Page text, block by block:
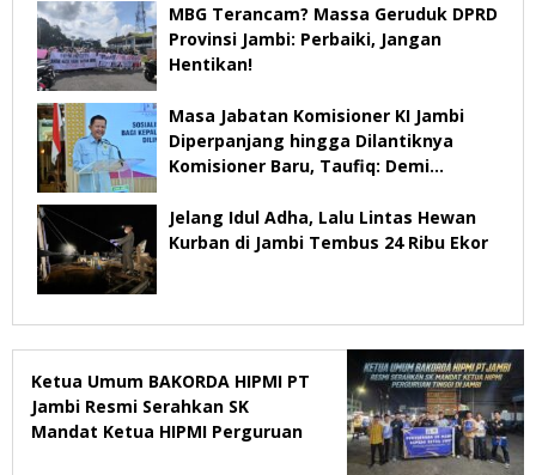
MBG Terancam? Massa Geruduk DPRD
Provinsi Jambi: Perbaiki, Jangan
Hentikan!
Masa Jabatan Komisioner KI Jambi
Diperpanjang hingga Dilantiknya
Komisioner Baru, Taufiq: Demi
Jelang Idul Adha, Lalu Lintas Hewan
Kurban di Jambi Tembus 24 Ribu Ekor
Ketua Umum BAKORDA HIPMI PT
Jambi Resmi Serahkan SK
Mandat Ketua HIPMI Perguruan